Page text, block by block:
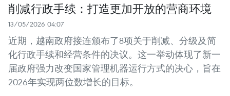
削减行政手续：打造更加开放的营商环境
13/05/2026 04:07
近期，越南政府接连颁布了8项关于削减、分级及简
化行政手续和经营条件的决议。这一举动体现了新一
届政府强力改变国家管理机器运行方式的决心，旨在
2026年实现两位数增长的目标。